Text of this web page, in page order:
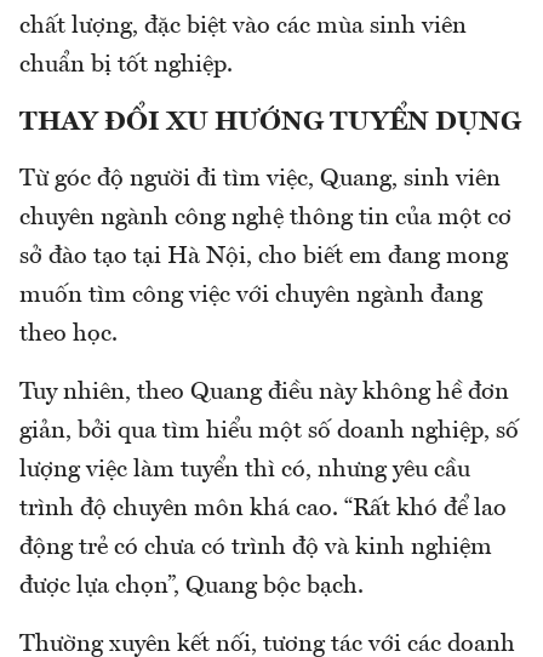
chất lượng, đặc biệt vào các mùa sinh viên
chuẩn bị tốt nghiệp.
THAY ĐỔI XU HƯỚNG TUYỂN DỤNG
Từ góc độ người đi tìm việc, Quang, sinh viên
chuyên ngành công nghệ thông tin của một cơ
sở đào tạo tại Hà Nội, cho biết em đang mong
muốn tìm công việc với chuyên ngành đang
theo học.
Tuy nhiên, theo Quang điều này không hề đơn
giản, bởi qua tìm hiểu một số doanh nghiệp, số
lượng việc làm tuyển thì có, nhưng yêu cầu
trình độ chuyên môn khá cao. “Rất khó để lao
động trẻ có chưa có trình độ và kinh nghiệm
được lựa chọn”, Quang bộc bạch.
Thường xuyên kết nối, tương tác với các doanh